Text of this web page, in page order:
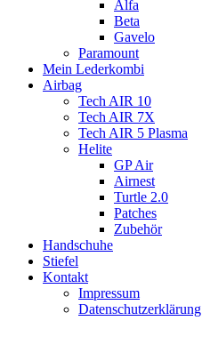
Alfa
Beta
Gavelo
Paramount
Mein Lederkombi
Airbag
Tech AIR 10
Tech AIR 7X
Tech AIR 5 Plasma
Helite
GP Air
Airnest
Turtle 2.0
Patches
Zubehör
Handschuhe
Stiefel
Kontakt
Impressum
Datenschutzerklärung